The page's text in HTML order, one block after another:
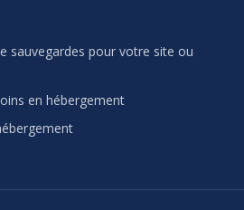
sauvegardes pour votre site ou
en hébergement